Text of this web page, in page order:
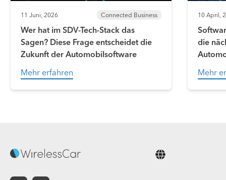
11 Juni, 2026 Connected Business
Wer hat im SDV-Tech-Stack das
Sagen? Diese Frage entscheidet die
Zukunft der Automobilsoftware
Mehr erfahren
10 April,
die
Mehr